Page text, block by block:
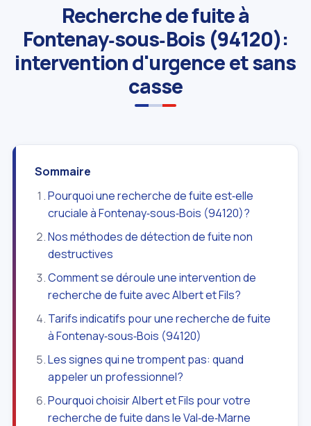
Recherche de fuite à
Fontenay‑sous‑Bois (94120):
intervention d'urgence et sans
casse
Sommaire
Pourquoi une recherche de fuite est‑elle
cruciale à Fontenay‑sous‑Bois (94120)?
Nos méthodes de détection de fuite non
destructives
Comment se déroule une intervention de
recherche de fuite avec Albert et Fils?
Tarifs indicatifs pour une recherche de fuite
à Fontenay‑sous‑Bois (94120)
Les signes qui ne trompent pas: quand
appeler un professionnel?
Pourquoi choisir Albert et Fils pour votre
recherche de fuite dans le Val‑de‑Marne